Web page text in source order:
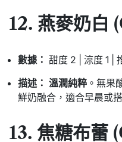
12. 燕麥奶
數據： 甜度 2 | 涼度
描述： 溫潤純粹 。無果
鮮奶融合，適合早晨或
13. 焦糖布